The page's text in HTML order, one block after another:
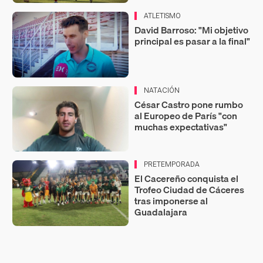
ATLETISMO
David Barroso: "Mi objetivo
principal es pasar a la final"
NATACIÓN
César Castro pone rumbo
al Europeo de París "con
muchas expectativas"
PRETEMPORADA
El Cacereño conquista el
Trofeo Ciudad de Cáceres
tras imponerse al
Guadalajara